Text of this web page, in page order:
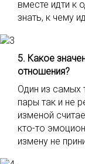
вместе идти к
знать, к чему
5. Какое
отношения?
Один из самых
пары так и не
изменой
кто-то
измену не